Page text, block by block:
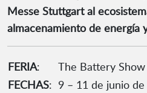
Messe Stuttgart al
almacenamiento de energía
FERIA:
The Battery
FECHAS: 9 – 11 de junio